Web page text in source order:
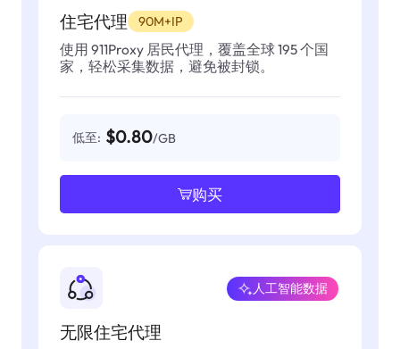
住宅代理 90M+IP
使用 911Proxy 居民代理，覆盖全球 195 个国
家，轻松采集数据，避免被封锁。
低至: $0.80/GB
购买
无限住宅代理
人工智能数据